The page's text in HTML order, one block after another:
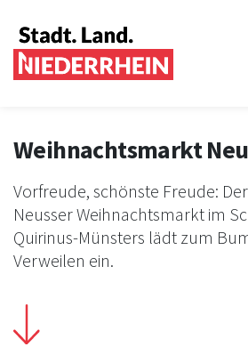
Weihnachtsmarkt
Vorfreude, schönste Freude:
Neusser Weihnachtsmarkt im
Quirinus-Münsters lädt zum
Verweilen ein.